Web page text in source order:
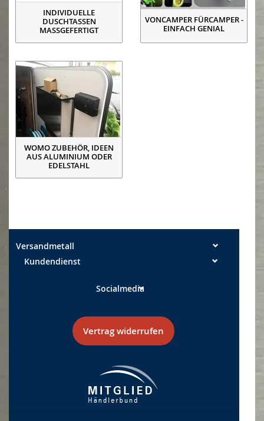
INDIVIDUELLE
DUSCHTASSEN
MASSGEFERTIGT
VONCAMPER FÜRCAMPER -
EINFACH GENIAL
WOMO ZUBEHÖR, IDEEN
AUS ALUMINIUM ODER
EDELSTAHL
Versandmetall
Kundendienst
Socialmedia
Vertrag widerrufen